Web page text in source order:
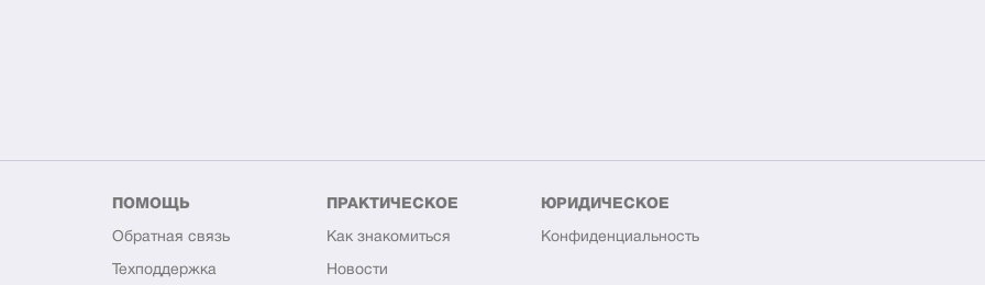
ПОМОЩЬ
Обратная связь
Техподдержка
ПРАКТИЧЕСКОЕ
Как знакомиться
Новости
ЮРИДИЧЕСКОЕ
Конфиденциальность